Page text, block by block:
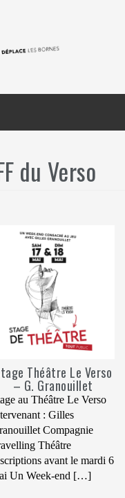
du Verso
Théâtre Le Verso
– G. Granouillet
au Théâtre Le Verso
: Gilles
Compagnie
Théâtre
avant le mardi 6
Un Week-end […]